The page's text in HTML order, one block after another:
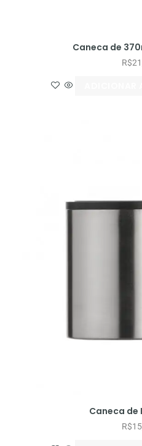
Caneca de
R$
Caneca de
R$